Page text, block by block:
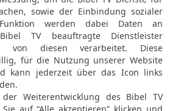
21 Er bewahrt ihm alle
ihnen zerbrochen wird.
22 Den Gottlosen wird
hassen, müssen es büßen.
23 Der HERR erlöst die
ihn vertrauen, werden es